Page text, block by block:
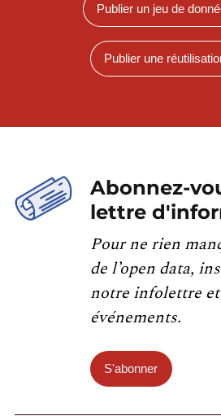
Publier un jeu de
Publier une
Abonnez-
lettre
Pour ne rien
de l’open data,
notre infolettre
événements.
S'abonner